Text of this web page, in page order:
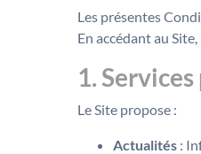
Les présentes
En accédant au
1.
Le Site propose :
Actualités :